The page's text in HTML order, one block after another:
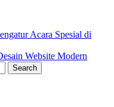
Acara Spesial di
Website Modern